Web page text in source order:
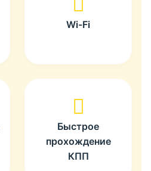
Wi-Fi
Быстрое
прохождение
КПП